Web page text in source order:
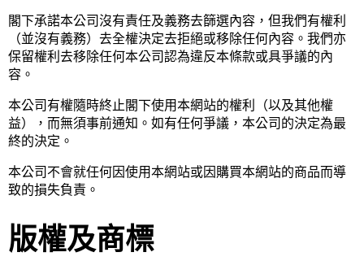
閣下承諾本公司沒有責任及義務去篩選內容，但我們有權利
（並沒有義務）去全權決定去拒絕或移除任何內容。我們亦
保留權利去移除任何本公司認為違反本條款或具爭議的內
容。
本公司有權隨時終止閣下使用本網站的權利（以及其他權
益），而無須事前通知。如有任何爭議，本公司的決定為最
終的決定。
本公司不會就任何因使用本網站或因購買本網站的商品而導
致的損失負責。
版權及商標